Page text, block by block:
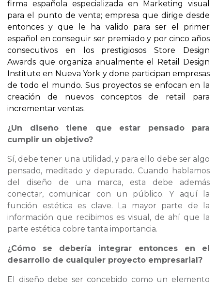
firma española especializada en Marketing visual
para el punto de venta; empresa que dirige desde
entonces y que le ha valido para ser el primer
español en conseguir ser premiado y por cinco años
consecutivos en los prestigiosos Store Design
Awards que organiza anualmente el Retail Design
Institute en Nueva York y done participan empresas
de todo el mundo. Sus proyectos se enfocan en la
creación de nuevos conceptos de retail para
incrementar ventas.
¿Un diseño tiene que estar pensado para
cumplir un objetivo?
Sí, debe tener una utilidad, y para ello debe ser algo
pensado, meditado y depurado. Cuando hablamos
del diseño de una marca, esta debe además
conectar, comunicar con un público. Y aquí la
función estética es clave. La mayor parte de la
información que recibimos es visual, de ahí que la
parte estética cobre tanta importancia.
¿Cómo se debería integrar entonces en el
desarrollo de cualquier proyecto empresarial?
El diseño debe ser concebido como un elemento